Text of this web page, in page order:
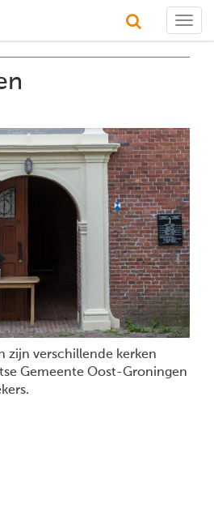
zijn verschillende kerken
Gemeente Oost-Groningen